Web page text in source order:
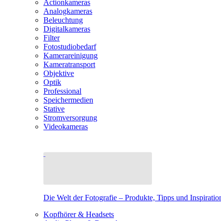
Actionkameras
Analogkameras
Beleuchtung
Digitalkameras
Filter
Fotostudiobedarf
Kamerareinigung
Kameratransport
Objektive
Optik
Professional
Speichermedien
Stative
Stromversorgung
Videokameras
Die Welt der Fotografie – Produkte, Tipps und
Kopfhörer & Headsets